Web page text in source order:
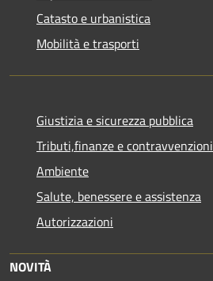
Catasto e urbanistica
Mobilità e trasporti
Giustizia e sicurezza pubblica
Tributi,finanze e contravvenzioni
Ambiente
Salute, benessere e assistenza
Autorizzazioni
NOVITÀ